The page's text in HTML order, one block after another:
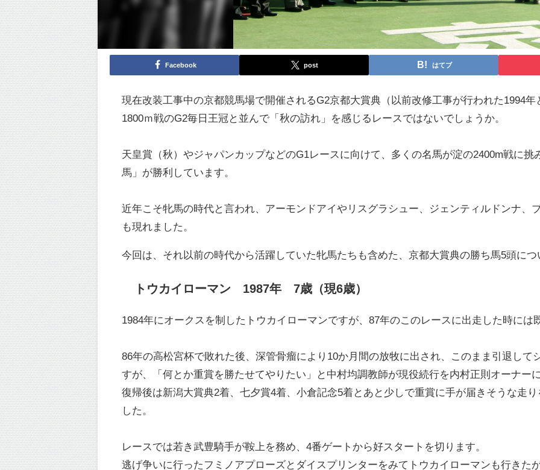
Facebook post はてブ
現在改装工事中の京都競馬場で開催されるG2京都大賞典（以前改修工事が行われた1994
1800ｍ戦のG2毎日王冠と並んで「秋の訪れ」を感じるレースではないでしょうか。
天皇賞（秋）やジャパンカップなどのG1レースに向けて、多くの名馬が淀の2400m戦に
馬」が勝利しています。
近年こそ牝馬の時代と言われ、アーモンドアイやリスグラシュー、ジェンティルドンナ、
も現れました。
今回は、それ以前の時代から活躍していた牝馬たちも含めた、京都大賞典の勝ち馬5頭に
トウカイローマン 1987年 7歳（現6歳）
1984年にオークスを制したトウカイローマンですが、87年のこのレースに出走した時に
86年の高松宮杯で敗れた後、深管骨瘤により10か月間の放牧に出され、このまま引退して
すが、「何とか重賞を勝たせてやりたい」と中村均調教師が現役続行を内村正則オーナー
復帰後は新潟大賞典2着、七夕賞4着、小倉記念5着とあと少しで重賞に手が届きそうな走
した。
レースでは若き武豊騎手が鞍上を務め、4番ゲートから好スタートを切ります。
逃げ争いに行ったフミノアプローズとダイスプリンターをみてトウカイローマンも行きた